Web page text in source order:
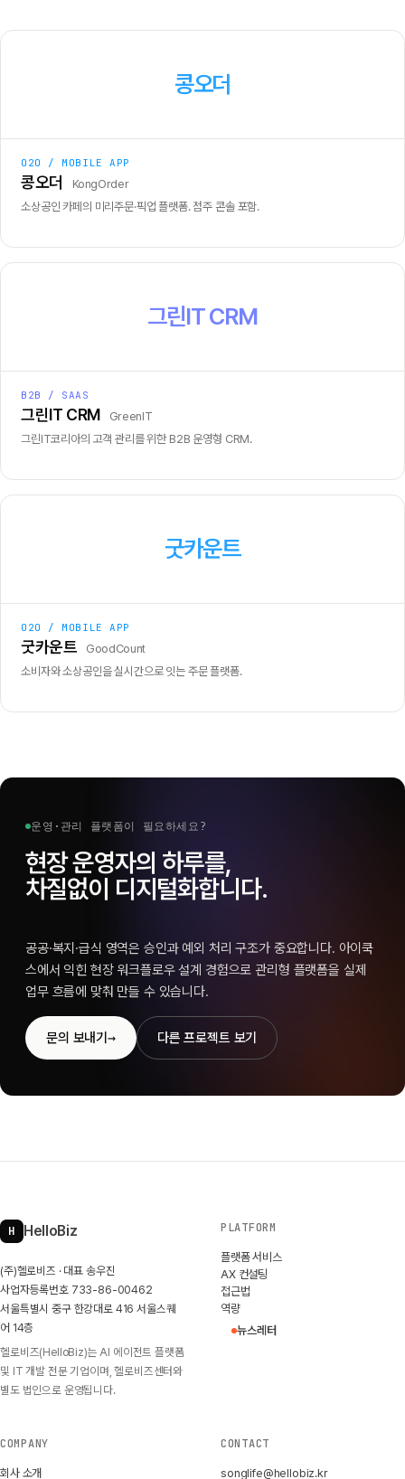
콩오더
O2O / MOBILE APP
콩오더
KongOrder
소상공인 카페의 미리주문·픽업 플랫폼. 점주 콘솔 포함.
그린IT CRM
B2B / SAAS
그린IT CRM
GreenIT
그린IT코리아의 고객 관리를 위한 B2B 운영형 CRM.
굿카운트
O2O / MOBILE APP
굿카운트
GoodCount
소비자와 소상공인을 실시간으로 잇는 주문 플랫폼.
운영·관리 플랫폼이 필요하세요?
현장 운영자의 하루를,
차질없이 디지털화합니다.
공공·복지·급식 영역은 승인과 예외 처리 구조가 중요합니다. 아이쿡
스에서 익힌 현장 워크플로우 설계 경험으로 관리형 플랫폼을 실제
업무 흐름에 맞춰 만들 수 있습니다.
문의 보내기→ 다른 프로젝트 보기
H HelloBiz
(주)헬로비즈 · 대표 송우진
사업자등록번호 733-86-00462
서울특별시 중구 한강대로 416 서울스퀘
어 14층
헬로비즈(HelloBiz)는 AI 에이전트 플랫폼
및 IT 개발 전문 기업이며, 헬로비즈센터와
별도 법인으로 운영됩니다.
PLATFORM
플랫폼 서비스
AX 컨설팅
접근법
역량
뉴스레터
COMPANY
회사 소개
CONTACT
songlife@hellobiz.kr